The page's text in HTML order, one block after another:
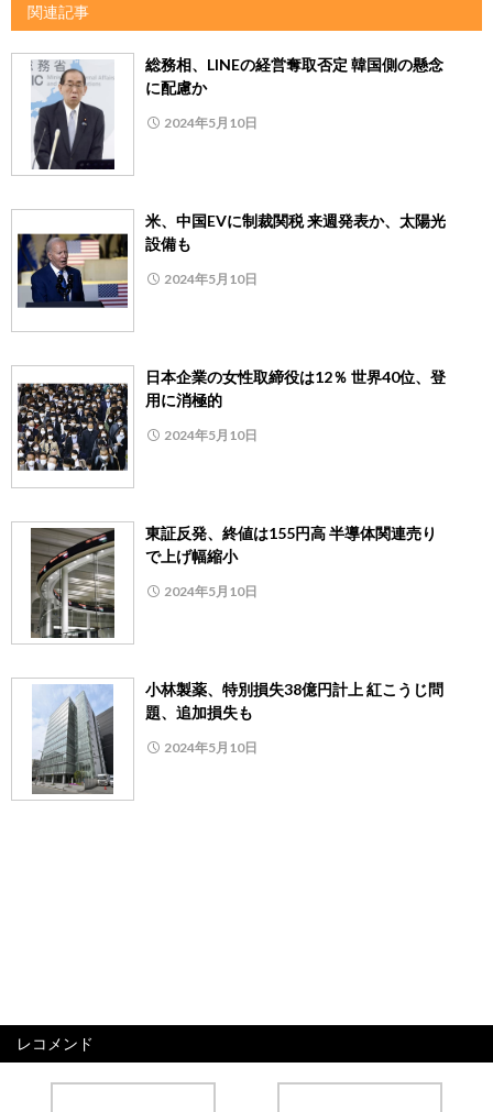
関連記事
総務相、LINEの経営奪取否定 韓国側の懸念
に配慮か
2024年5月10日
米、中国EVに制裁関税 来週発表か、太陽光
設備も
2024年5月10日
日本企業の女性取締役は12％ 世界40位、登
用に消極的
2024年5月10日
東証反発、終値は155円高 半導体関連売り
で上げ幅縮小
2024年5月10日
小林製薬、特別損失38億円計上 紅こうじ問
題、追加損失も
2024年5月10日
レコメンド